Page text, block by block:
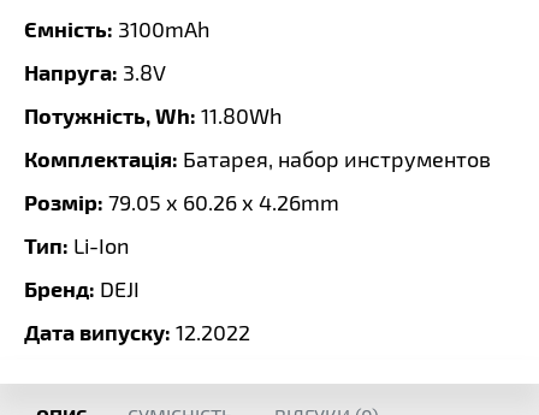
Ємність: 3100mAh
Напруга: 3.8V
Потужність, Wh: 11.80Wh
Комплектація: Батарея, набор инструментов
Розмір: 79.05 x 60.26 x 4.26mm
Тип: Li-Ion
Бренд: DEJI
Дата випуску: 12.2022